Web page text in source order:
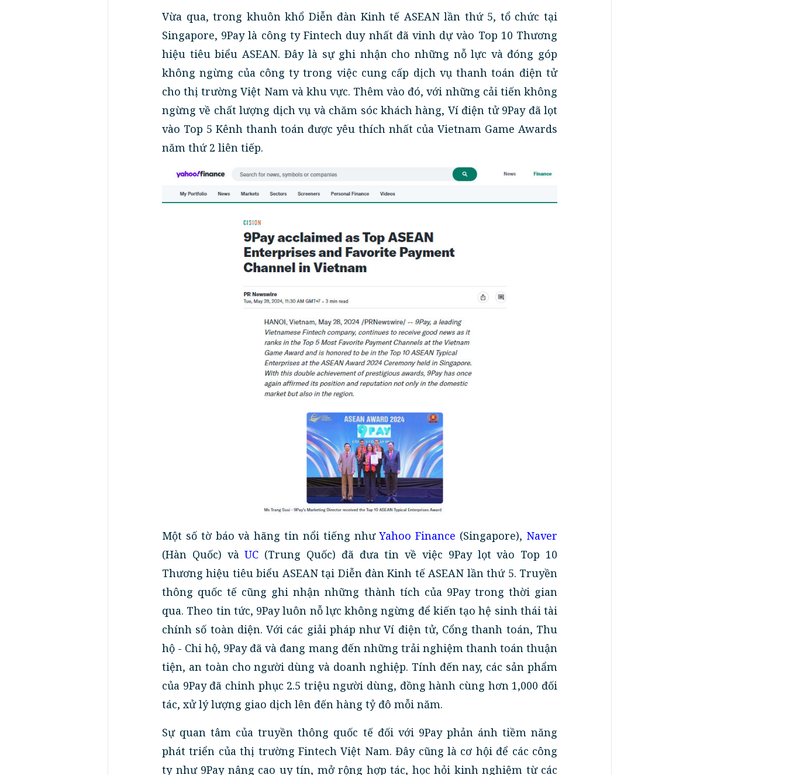
Vừa qua, trong khuôn khổ Diễn đàn Kinh tế ASEAN lần thứ 5, tổ chức tại
Singapore, 9Pay là công ty Fintech duy nhất đã vinh dự vào Top 10 Thương
hiệu tiêu biểu ASEAN. Đây là sự ghi nhận cho những nỗ lực và đóng góp
không ngừng của công ty trong việc cung cấp dịch vụ thanh toán điện tử
cho thị trường Việt Nam và khu vực. Thêm vào đó, với những cải tiến không
ngừng về chất lượng dịch vụ và chăm sóc khách hàng, Ví điện tử 9Pay đã lọt
vào Top 5 Kênh thanh toán được yêu thích nhất của Vietnam Game Awards
năm thứ 2 liên tiếp.
Một số tờ báo và hãng tin nổi tiếng nhưYahoo Finance (Singapore), Naver
(Hàn Quốc) vàUC (Trung Quốc) đã đưa tin về việc 9Pay lọt vào Top 10
Thương hiệu tiêu biểu ASEAN tại Diễn đàn Kinh tế ASEAN lần thứ 5. Truyền
thông quốc tế cũng ghi nhận những thành tích của 9Pay trong thời gian
qua. Theo tin tức, 9Pay luôn nỗ lực không ngừng để kiến tạo hệ sinh thái tài
chính số toàn diện. Với các giải pháp như Ví điện tử, Cổng thanh toán, Thu
hộ - Chi hộ, 9Pay đã và đang mang đến những trải nghiệm thanh toán thuận
tiện, an toàn cho người dùng và doanh nghiệp. Tính đến nay, các sản phẩm
của 9Pay đã chinh phục 2.5 triệu người dùng, đồng hành cùng hơn 1,000 đối
tác, xử lý lượng giao dịch lên đến hàng tỷ đô mỗi năm.
Sự quan tâm của truyền thông quốc tế đối với 9Pay phản ánh tiềm năng
phát triển của thị trường Fintech Việt Nam. Đây cũng là cơ hội để các công
ty như 9Pay nâng cao uy tín, mở rộng hợp tác, học hỏi kinh nghiệm từ các